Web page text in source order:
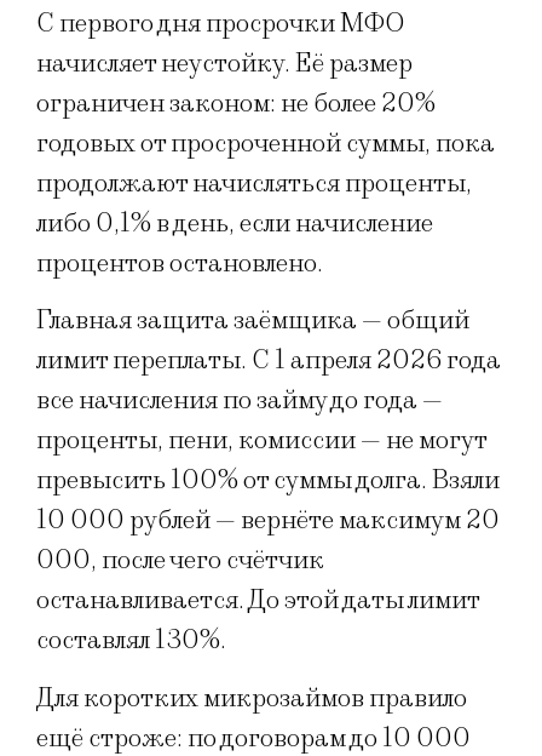
С первого дня просрочки МФО
начисляет неустойку. Её размер
ограничен законом: не более 20%
годовых от просроченной суммы, пока
продолжают начисляться проценты,
либо 0,1% в день, если начисление
процентов остановлено.
Главная защита заёмщика — общий
лимит переплаты. С 1 апреля 2026 года
все начисления по займу до года —
проценты, пени, комиссии — не могут
превысить 100% от суммы долга. Взяли
10 000 рублей — вернёте максимум 20
000, после чего счётчик
останавливается. До этой даты лимит
составлял 130%.
Для коротких микрозаймов правило
ещё строже: по договорам до 10 000